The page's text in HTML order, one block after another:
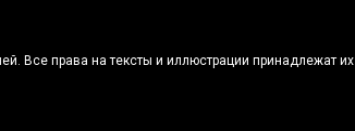
Все права на тексты и иллюстрации принадлежат их